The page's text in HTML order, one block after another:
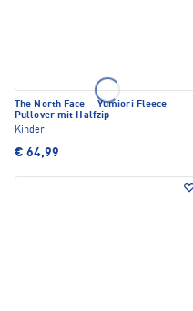
The North Face · Yumiori Fleece
Pullover mit Halfzip
Kinder
€ 64,99